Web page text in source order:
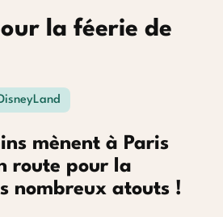
la féerie de
mènent à Paris
route pour la
nombreux atouts !